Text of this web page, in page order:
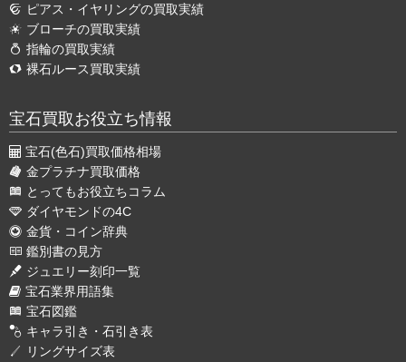
ピアス・イヤリングの買取実績
ブローチの買取実績
指輪の買取実績
裸石ルース買取実績
宝石買取お役立ち情報
宝石(色石)買取価格相場
金プラチナ買取価格
とってもお役立ちコラム
ダイヤモンドの4C
金貨・コイン辞典
鑑別書の見方
ジュエリー刻印一覧
宝石業界用語集
宝石図鑑
キャラ引き・石引き表
リングサイズ表